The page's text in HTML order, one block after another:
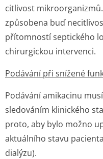
citlivost
způsobena buď
přítomností septického
chirurgickou intervenci.
Podávání při snížené
Podávání amikacinu
sledováním klinického
proto, aby bylo možno
aktuálního stavu
dialýzu).